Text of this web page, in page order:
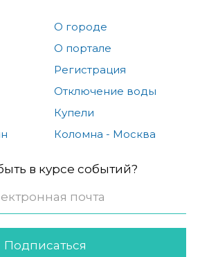
О городе
О портале
Регистрация
Отключение воды
Купели
Коломна - Москва
в курсе событий?
Подписаться